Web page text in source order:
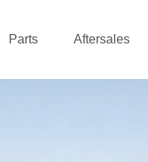
Parts Aftersales